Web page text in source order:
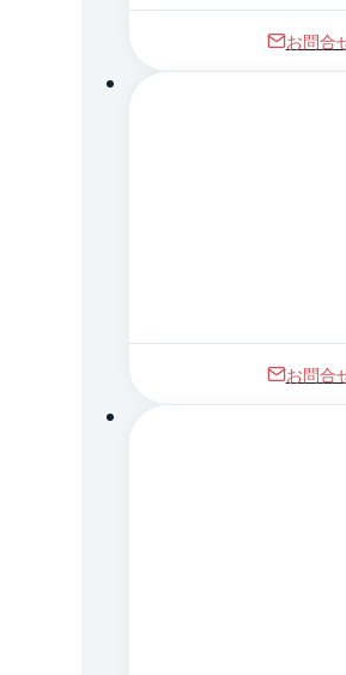
お問合
お問合